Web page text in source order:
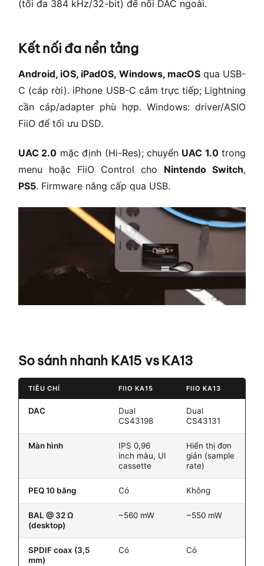
(tối đa 384 kHz/32-bit) để nối DAC ngoài.
Kết nối đa nền tảng
Android, iOS, iPadOS, Windows, macOSqua USB-
C (cáp rời). iPhone USB-C cắm trực tiếp; Lightning
cần cáp/adapter phù hợp. Windows: driver/ASIO
FiiO để tối ưu DSD.
UAC 2.0 mặc định (Hi-Res); chuyển UAC 1.0trong
menu hoặc FiiO Control cho Nintendo Switch,
PS5. Firmware nâng cấp qua USB.
So sánh nhanh KA15 vs KA13
TIÊU CHÍ FIIO KA15 FIIO KA13
DAC
Dual
CS43198
Dual
CS43131
Màn hình
IPS 0,96
inch màu, UI
cassette
Hiển thị đơn
giản (sample
rate)
PEQ 10 băng Có Không
BAL @ 32 Ω
(desktop)
~560 mW ~550 mW
SPDIF coax (3,5
mm)
Có Có